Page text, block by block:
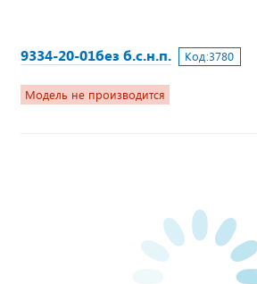
9334-20-01без б.с.н.п. Код:3780
Модель не производится